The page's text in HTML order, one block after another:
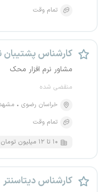
تمام وقت
کارشناس پشتیبان
مشاور نرم افزار محک
منقضی شده
خراسان رضوی
تمام وقت
۱۰ تا ۱۲ میلیون تومان
کارشناس دیتاسنتر